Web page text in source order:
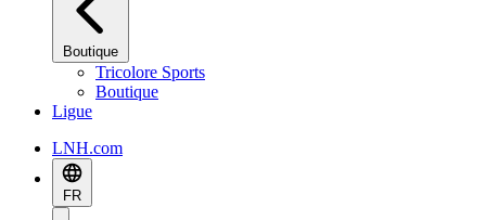
Boutique
Tricolore Sports
Boutique
Ligue
LNH.com
FR